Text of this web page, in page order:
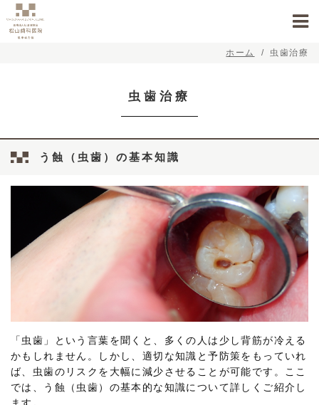
ホーム 虫歯治療
虫歯治療
う蝕（虫歯）の基本知識
「虫歯」という言葉を聞くと、多くの人は少し背筋が冷える
かもしれません。しかし、適切な知識と予防策をもっていれ
ば、虫歯のリスクを大幅に減少させることが可能です。ここ
では、う蝕（虫歯）の基本的な知識について詳しくご紹介し